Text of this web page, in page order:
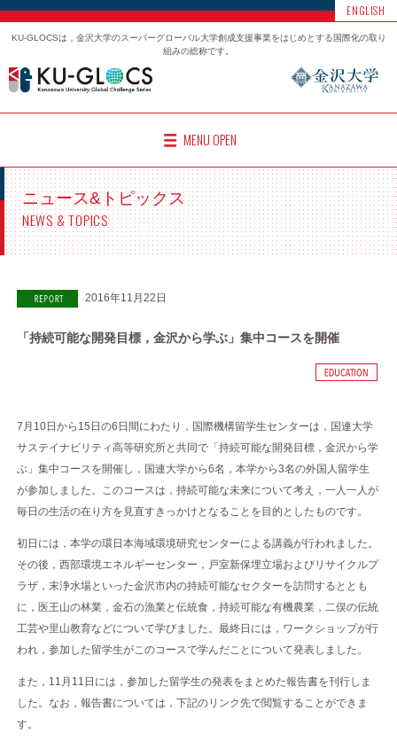
ENGLISH
KU-GLOCSは，金沢大学のスーパーグローバル大学創成支援事業をはじめとする国際化の取り
組みの総称です。
MENU OPEN
ニュース&トピックス
NEWS & TOPICS
2016年11月22日
「持続可能な開発目標，金沢から学ぶ」集中コースを開催
7月10日から15日の6日間にわたり，国際機構留学生センターは，国連大学
サステイナビリティ高等研究所と共同で「持続可能な開発目標，金沢から学
ぶ」集中コースを開催し，国連大学から6名，本学から3名の外国人留学生
が参加しました。このコースは，持続可能な未来について考え，一人一人が
毎日の生活の在り方を見直すきっかけとなることを目的としたものです。
初日には，本学の環日本海域環境研究センターによる講義が行われました。
その後，西部環境エネルギーセンター，戸室新保埋立場およびリサイクルプ
ラザ，末浄水場といった金沢市内の持続可能なセクターを訪問するととも
に，医王山の林業，金石の漁業と伝統食，持続可能な有機農業，二俣の伝統
工芸や里山教育などについて学びました。最終日には，ワークショップが行
われ，参加した留学生がこのコースで学んだことについて発表しました。
また，11月11日には，参加した留学生の発表をまとめた報告書を刊行しま
した。なお，報告書については，下記のリンク先で閲覧することができま
す。